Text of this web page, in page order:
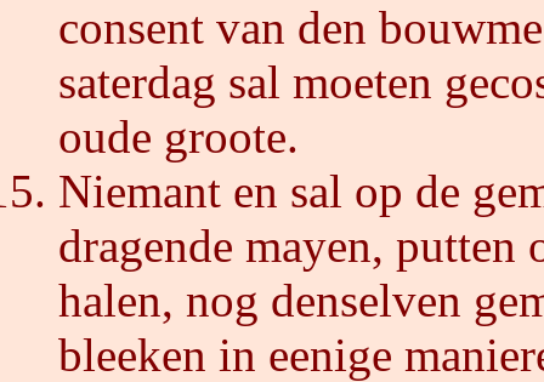
consent van den
saterdag sal moeten
oude groote.
Niemant en sal op de
dragende mayen, putten
halen, nog denselven
bleeken in eenige